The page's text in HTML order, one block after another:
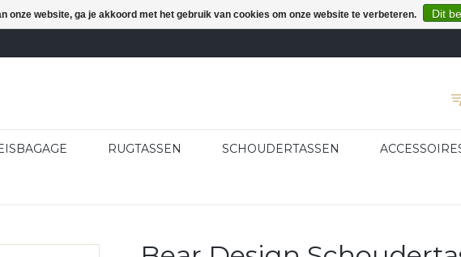
RUGTASSEN SCHOUDERTASSEN
onze website, ga je akkoord met het gebruik van cookies om onze website te verbeteren. Dit